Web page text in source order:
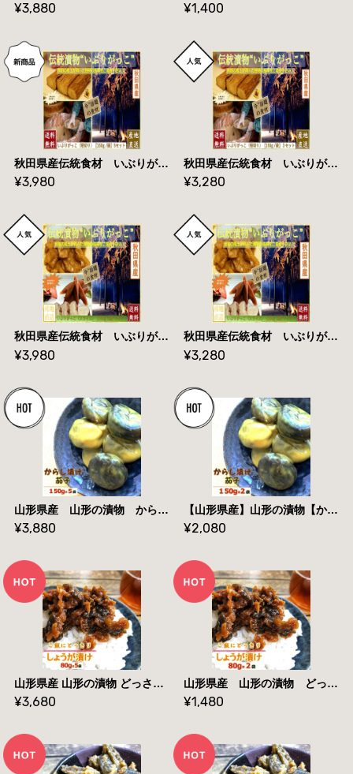
¥3,880 ¥1,400
秋田県産伝統食材 いぶりがっこ （短）/１５０ｇ入 ５セット【送料無料】産地直送
¥3,980
秋田県産伝統食材 いぶりがっこ （短）/１５０g入 ３セット 【送料無料】産地直送
¥3,280
秋田県産伝統食材 いぶりがっこ スライス/１５０ｇ入り ５セット【送料無料】産地直送
¥3,980
秋田県産伝統食材 いぶりがっこ スライス/１５０ｇ入り ３セット【送料無料】産地直送
¥3,280
山形県産 山形の漬物 からし茄子 １５０g×５袋 送料無料
¥3,880
【山形県産】山形の漬物【からし茄子】【１５０g×２袋】【 送料無料】メール便
¥2,080
山形県産 山形の漬物 どっさりしょうがみそ漬け ８０g×５袋 送料無料
¥3,680
山形県産 山形の漬物 どっさりしょうがみそ漬け ８０g×２袋 送料無料 メール便
¥1,480